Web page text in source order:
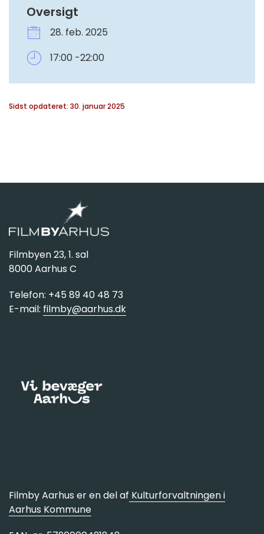
Oversigt
28. feb. 2025
17:00 -22:00
Sidst opdateret: 30. januar 2025
Filmbyen 23, 1. sal
8000 Aarhus C
Telefon: +45 89 40 48 73
E-mail: filmby@aarhus.dk
Filmby Aarhus er en del af Kulturforvaltningen i
Aarhus Kommune